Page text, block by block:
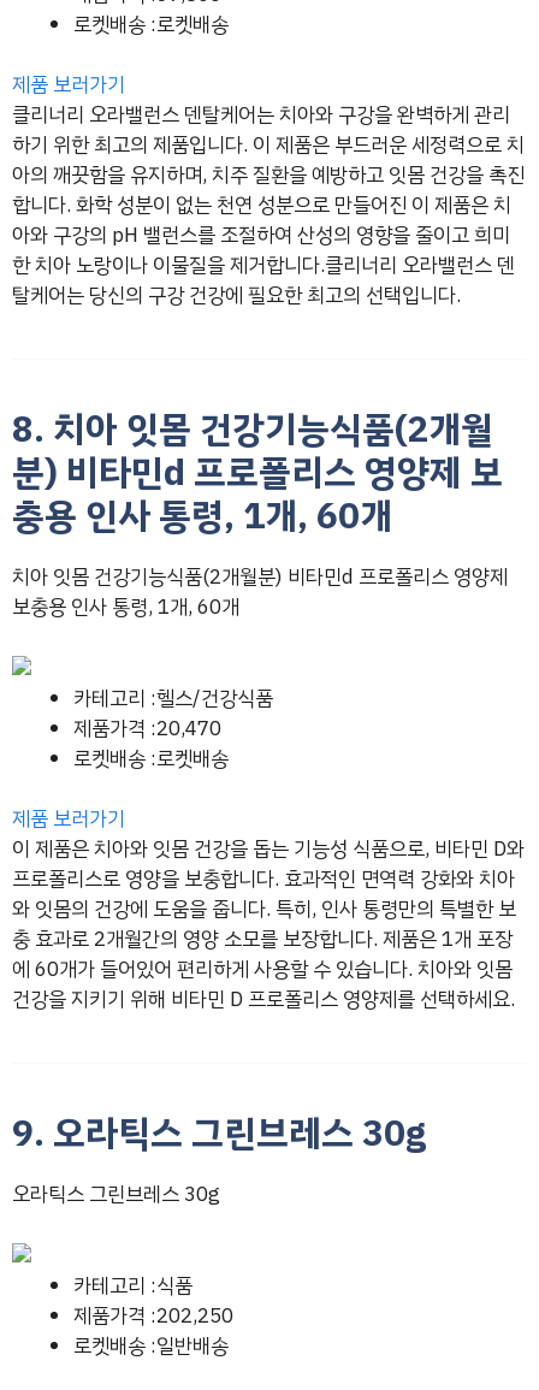
로켓배송 :로켓배송
제품 보러가기
클리너리 오라밸런스 덴탈케어는 치아와 구강을 완벽하게 관리
하기 위한 최고의 제품입니다. 이 제품은 부드러운 세정력으로 치
아의 깨끗함을 유지하며, 치주 질환을 예방하고 잇몸 건강을 촉진
합니다. 화학 성분이 없는 천연 성분으로 만들어진 이 제품은 치
아와 구강의 pH 밸런스를 조절하여 산성의 영향을 줄이고 희미
한 치아 노랑이나 이물질을 제거합니다.클리너리 오라밸런스 덴
탈케어는 당신의 구강 건강에 필요한 최고의 선택입니다.
8. 치아 잇몸 건강기능식품(2개월
분) 비타민d 프로폴리스 영양제 보
충용 인사 통령, 1개, 60개
치아 잇몸 건강기능식품(2개월분) 비타민d 프로폴리스 영양제
보충용 인사 통령, 1개, 60개
카테고리 :헬스/건강식품
제품가격 :20,470
로켓배송 :로켓배송
제품 보러가기
이 제품은 치아와 잇몸 건강을 돕는 기능성 식품으로, 비타민 D와
프로폴리스로 영양을 보충합니다. 효과적인 면역력 강화와 치아
와 잇몸의 건강에 도움을 줍니다. 특히, 인사 통령만의 특별한 보
충 효과로 2개월간의 영양 소모를 보장합니다. 제품은 1개 포장
에 60개가 들어있어 편리하게 사용할 수 있습니다. 치아와 잇몸
건강을 지키기 위해 비타민 D 프로폴리스 영양제를 선택하세요.
9. 오라틱스 그린브레스 30g
오라틱스 그린브레스 30g
카테고리 :식품
제품가격 :202,250
로켓배송 :일반배송